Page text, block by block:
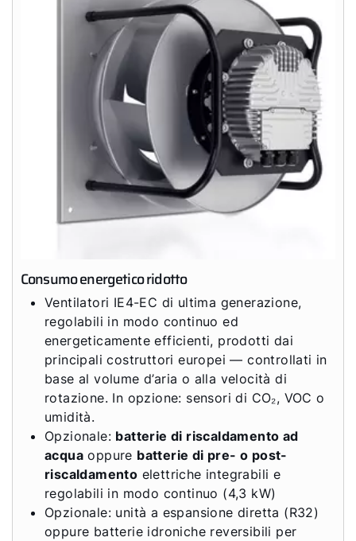
Consumo energetico ridotto
Ventilatori IE4-EC di ultima generazione,
regolabili in modo continuo ed
energeticamente efficienti, prodotti dai
principali costruttori europei — controllati in
base al volume d’aria o alla velocità di
rotazione. In opzione: sensori di CO₂, VOC o
umidità.
Opzionale: batterie di riscaldamento ad
acqua oppure batterie di pre- o post-
riscaldamento elettriche integrabili e
regolabili in modo continuo (4,3 kW)
Opzionale: unità a espansione diretta (R32)
oppure batterie idroniche reversibili per